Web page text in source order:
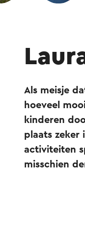
Als meisje
hoeveel
kinderen
plaats zeker
activiteiten
misschien